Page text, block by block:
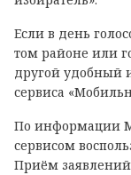
Если в день
том районе или
другой удобный
сервиса
По информации
сервисом
Приём заявлений